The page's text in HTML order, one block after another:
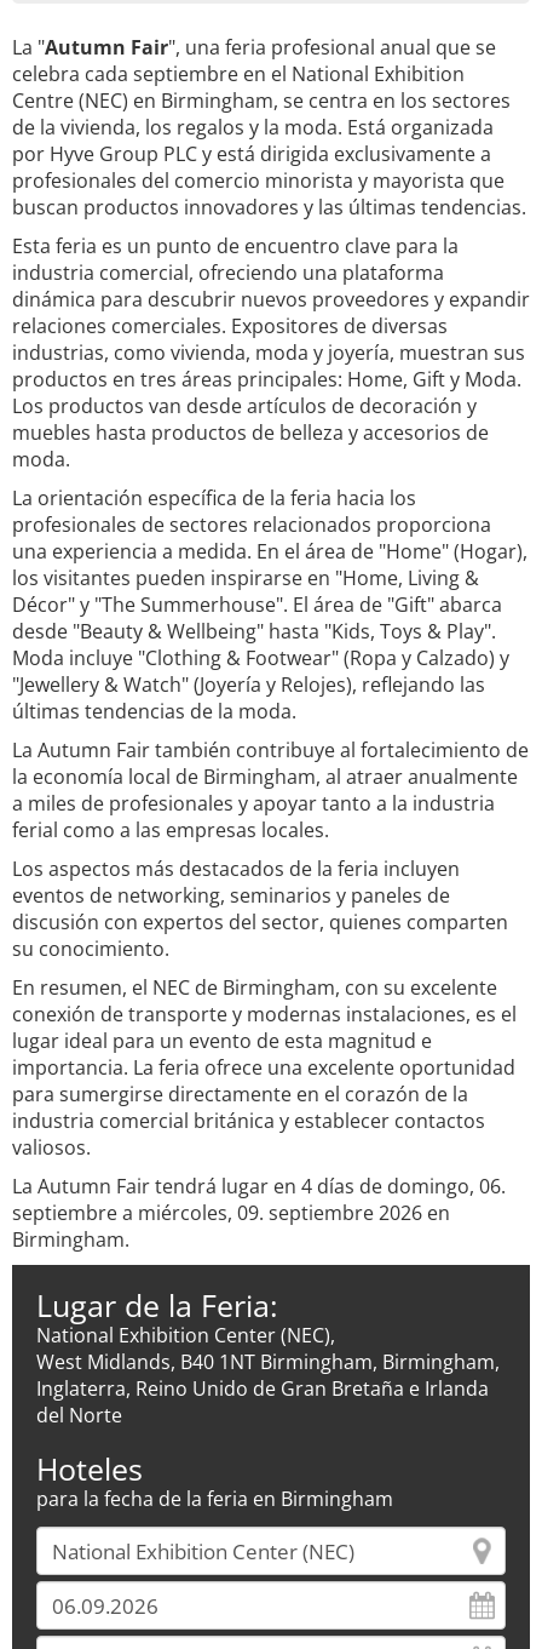
La "Autumn Fair", una feria profesional anual que se
celebra cada septiembre en el National Exhibition
Centre (NEC) en Birmingham, se centra en los sectores
de la vivienda, los regalos y la moda. Está organizada
por Hyve Group PLC y está dirigida exclusivamente a
profesionales del comercio minorista y mayorista que
buscan productos innovadores y las últimas tendencias.
Esta feria es un punto de encuentro clave para la
industria comercial, ofreciendo una plataforma
dinámica para descubrir nuevos proveedores y expandir
relaciones comerciales. Expositores de diversas
industrias, como vivienda, moda y joyería, muestran sus
productos en tres áreas principales: Home, Gift y Moda.
Los productos van desde artículos de decoración y
muebles hasta productos de belleza y accesorios de
moda.
La orientación específica de la feria hacia los
profesionales de sectores relacionados proporciona
una experiencia a medida. En el área de "Home" (Hogar),
los visitantes pueden inspirarse en "Home, Living &
Décor" y "The Summerhouse". El área de "Gift" abarca
desde "Beauty & Wellbeing" hasta "Kids, Toys & Play".
Moda incluye "Clothing & Footwear" (Ropa y Calzado) y
"Jewellery & Watch" (Joyería y Relojes), reflejando las
últimas tendencias de la moda.
La Autumn Fair también contribuye al fortalecimiento de
la economía local de Birmingham, al atraer anualmente
a miles de profesionales y apoyar tanto a la industria
ferial como a las empresas locales.
Los aspectos más destacados de la feria incluyen
eventos de networking, seminarios y paneles de
discusión con expertos del sector, quienes comparten
su conocimiento.
En resumen, el NEC de Birmingham, con su excelente
conexión de transporte y modernas instalaciones, es el
lugar ideal para un evento de esta magnitud e
importancia. La feria ofrece una excelente oportunidad
para sumergirse directamente en el corazón de la
industria comercial británica y establecer contactos
valiosos.
La Autumn Fair tendrá lugar en 4 días de domingo, 06.
septiembre a miércoles, 09. septiembre 2026 en
Birmingham.
Lugar de la Feria:
National Exhibition Center (NEC),
West Midlands, B40 1NT Birmingham, Birmingham,
Inglaterra, Reino Unido de Gran Bretaña e Irlanda
del Norte
Hoteles
para la fecha de la feria en Birmingham